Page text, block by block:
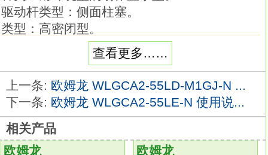
驱动杆类型：侧面柱塞。
类型：高密闭型。
项目：标准型。
可根据使用环境和用途进行选择，品种丰富的2
回路限位开关欧姆龙WLGCA2-55LD-N使用说
明书。
品种丰富，备有一般型、耐环境型、防溅型、
长寿命型等。
查看更多……
上一条: 欧姆龙 WLGCA2-55LD-M1GJ-N ...
下一条: 欧姆龙 WLGCA2-55LE-N 使用说...
相关产品
欧姆龙
欧姆龙